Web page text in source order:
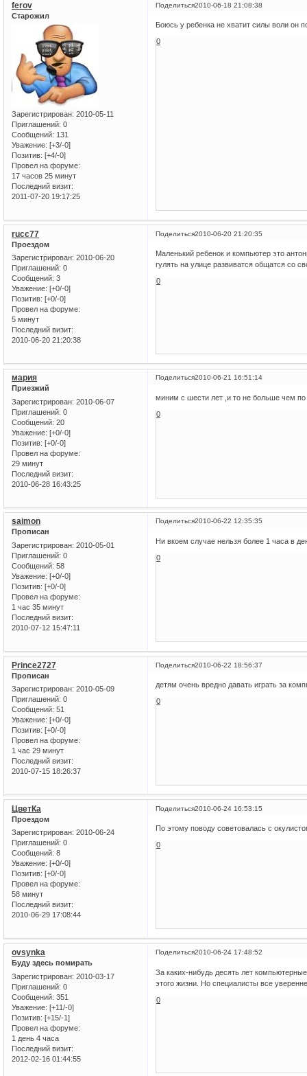
Поделиться2010-06-18 21:08:38
ferov
Старожил
Зарегистрирован: 2010-05-11
Приглашений: 0
Сообщений: 131
Уважение: [+3/-0]
Позитив: [+4/-0]
Провел на форуме:
17 часов 25 минут
Последний визит:
2011-07-20 19:17:25
Боюсь у ребенка не хватит силы воли он
0
Поделиться2010-06-20 21:20:35
rucc77
Проездом
Зарегистрирован: 2010-06-20
Приглашений: 0
Сообщений: 3
Уважение: [+0/-0]
Позитив: [+0/-0]
Провел на форуме:
5 минут
Последний визит:
2010-06-20 21:20:38
Маленький ребенок и компьютер это
гулять на улице развиватся общатся со
0
Поделиться2010-06-21 16:51:14
мария
Приезжий
Зарегистрирован: 2010-06-07
Приглашений: 0
Сообщений: 20
Уважение: [+0/-0]
Позитив: [+0/-0]
Провел на форуме:
29 минут
Последний визит:
2010-06-28 16:43:25
миним с шести лет ,и то не больше чем
0
Поделиться2010-06-22 12:35:35
saimon
Прописан
Зарегистрирован: 2010-05-01
Приглашений: 0
Сообщений: 58
Уважение: [+0/-0]
Позитив: [+0/-0]
Провел на форуме:
1 час 35 минут
Последний визит:
2010-07-12 15:47:11
Ни вкоем случае нельзя более 1 часа в
0
Поделиться2010-06-22 18:56:37
Prince2727
Прописан
Зарегистрирован: 2010-05-09
Приглашений: 0
Сообщений: 51
Уважение: [+0/-0]
Позитив: [+0/-0]
Провел на форуме:
1 час 29 минут
Последний визит:
2010-07-15 18:26:37
детям очень вредно давать играть за
0
Поделиться2010-06-24 16:53:15
ЦветКа
Проездом
Зарегистрирован: 2010-06-24
Приглашений: 0
Сообщений: 8
Уважение: [+0/-0]
Позитив: [+0/-0]
Провел на форуме:
58 минут
Последний визит:
2010-06-29 17:08:44
По этому поводу советовалась с
0
Поделиться2010-06-24 17:48:52
ovsynka
Буду здесь помирать
Зарегистрирован: 2010-03-17
Приглашений: 0
Сообщений: 351
Уважение: [+11/-0]
Позитив: [+15/-1]
Провел на форуме:
1 день 4 часа
Последний визит:
2012-02-16 01:44:55
За каких-нибудь десять лет
этого жизни. Но специалисты все
0